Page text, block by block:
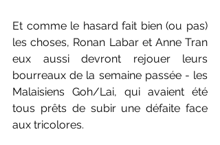
Et comme le hasard fait bien (ou pas)
les choses, Ronan Labar et Anne Tran
eux aussi devront rejouer leurs
bourreaux de la semaine passée - les
Malaisiens Goh/Lai, qui avaient été
tous prêts de subir une défaite face
aux tricolores.